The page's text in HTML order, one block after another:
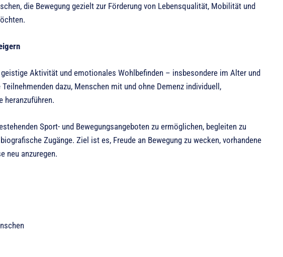
die Bewegung gezielt zur Förderung von Lebensqualität, Mobilität und
Aktivität und emotionales Wohlbefinden – insbesondere im Alter und
dazu, Menschen mit und ohne Demenz individuell,
heranzuführen.
Sport- und Bewegungsangeboten zu ermöglichen, begleiten zu
Zugänge. Ziel ist es, Freude an Bewegung zu wecken, vorhandene
neu anzuregen.